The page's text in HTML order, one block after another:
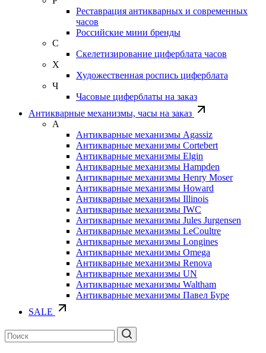
Реставрация антикварных и современных
часов
Российские мини бренды
С
Скелетизирование циферблата часов
Х
Художественная роспись циферблата
Ч
Часовые циферблаты на заказ
Антикварные механизмы, часы на заказ
А
Антикварные механизмы Agassiz
Антикварные механизмы Cortebert
Антикварные механизмы Elgin
Антикварные механизмы Hampden
Антикварные механизмы Henry Moser
Антикварные механизмы Howard
Антикварные механизмы Illinois
Антикварные механизмы IWC
Антикварные механизмы Jules Jurgensen
Антикварные механизмы LeCoultre
Антикварные механизмы Longines
Антикварные механизмы Omega
Антикварные механизмы Renova
Антикварные механизмы UN
Антикварные механизмы Waltham
Антикварные механизмы Павел Буре
SALE